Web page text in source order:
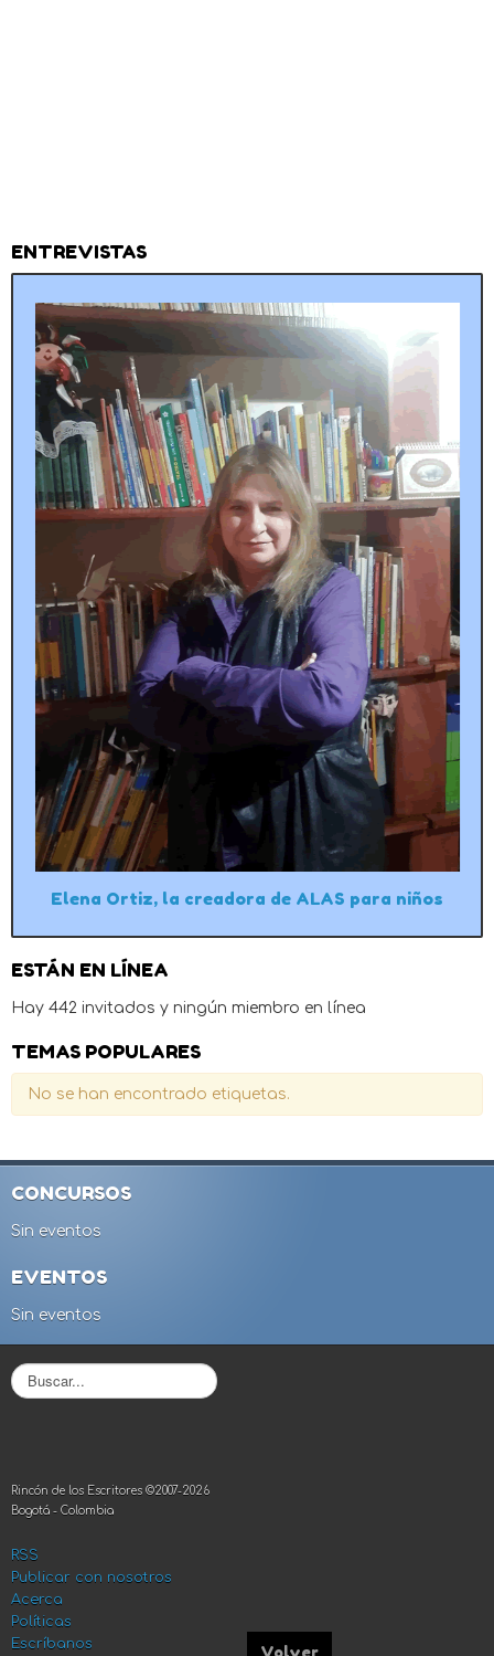
ENTREVISTAS
Elena Ortiz, la creadora de ALAS para niños
ESTÁN EN LÍNEA
Hay 442 invitados y ningún miembro en línea
TEMAS POPULARES
No se han encontrado etiquetas.
CONCURSOS
Sin eventos
EVENTOS
Sin eventos
B
u
r
.
.
Rincón de los Escritores ©2007-2026
Bogotá - Colombia
RSS
Publicar con nosotros
Acerca
Políticas
Escríbanos
Volver